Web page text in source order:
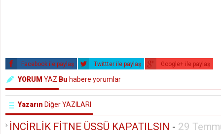
Facebook ile paylaş Twittter ile paylaş Google+ ile paylaş
YORUM YAZ Bu habere yorumlar
Yazarın Diğer YAZILARI
İNCİRLİK FİTNE ÜSSÜ KAPATILSIN - 29